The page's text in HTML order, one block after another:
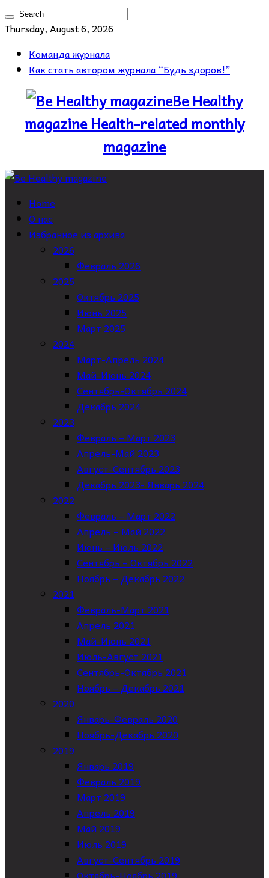
Thursday, August 6, 2026
Команда журнала
Как стать автором журнала “Будь здоров!”
Be Healthy
magazine Health-related monthly
magazine
Home
О нас
Избранное из архива
2026
Февраль 2026
2025
Октябрь 2025
Июнь 2025
Март 2025
2024
Март-Апрель 2024
Май-Июнь 2024
Сентябрь-Октябрь 2024
Декабрь 2024
2023
Февраль – Март 2023
Апрель-Май 2023
Август-Сентябрь 2023
Декабрь 2023- Январь 2024
2022
Февраль – Март 2022
Апрель – Май 2022
Июнь – Июль 2022
Сентябрь – Октябрь 2022
Ноябрь – Декабрь 2022
2021
Февраль-Март 2021
Апрель 2021
Май-Июнь 2021
Июль-Август 2021
Сентябрь-Октябрь 2021
Ноябрь – Декабрь 2021
2020
Январь-Февраль 2020
Ноябрь-Декабрь 2020
2019
Январь 2019
Февраль 2019
Март 2019
Апрель 2019
Май 2019
Июль 2019
Август-Сентябрь 2019